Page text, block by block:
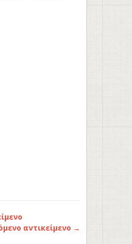
αντικείμενο →